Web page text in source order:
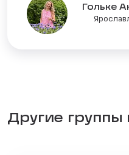
Гольке
Другие группы